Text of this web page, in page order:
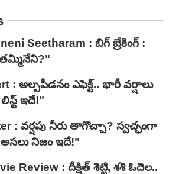
Seetharam : బిగ్ బ్రేకింగ్ :
: అల్పపీడనం ఎఫెక్ట్.. భారీ వర్షాలు
ఇదే!"
: వర్షపు నీరు తాగొచ్చా? స్వచ్ఛంగా
నిజం ఇదే!"
Review : దీక్షిత్ శెట్టి, శశి ఓదెల..